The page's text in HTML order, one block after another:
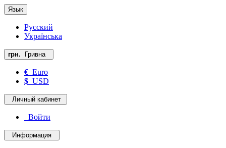
Язык
Русский
Українська
грн. Гривна
€ Euro
$ USD
Личный кабинет
Войти
Информация